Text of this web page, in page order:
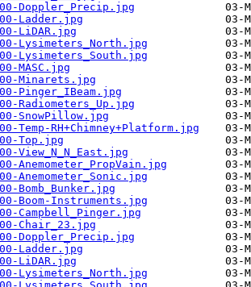
Doppler_Precip.jpg
Ladder.jpg
LiDAR.jpg
Lysimeters_North.jpg
Lysimeters_South.jpg
MASC.jpg
Minarets.jpg
Pinger_IBeam.jpg
Radiometers_Up.jpg
SnowPillow.jpg
Temp-RH+Chimney+Platform.jpg
Top.jpg
View_N_N_East.jpg
Anemometer_PropVain.jpg
Anemometer_Sonic.jpg
Bomb_Bunker.jpg
Boom-Instruments.jpg
Campbell_Pinger.jpg
Chair_23.jpg
Doppler_Precip.jpg
Ladder.jpg
LiDAR.jpg
Lysimeters_North.jpg